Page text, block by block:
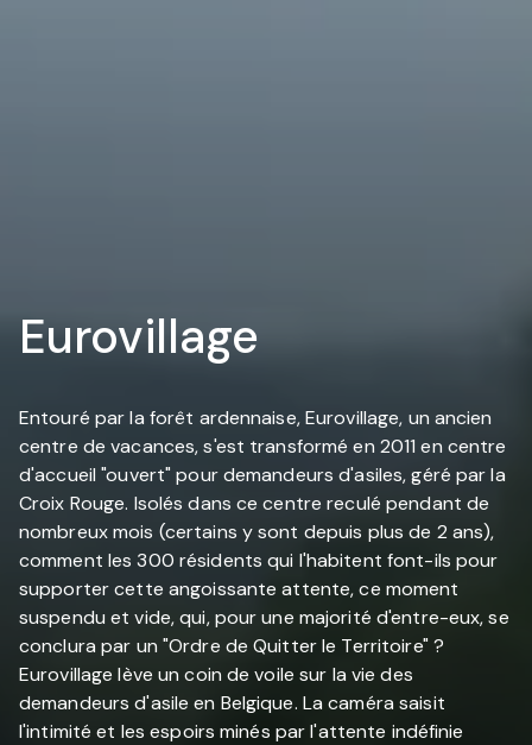
Eurovillage
Entouré par la forêt ardennaise, Eurovillage, un ancien
centre de vacances, s'est transformé en 2011 en centre
d'accueil "ouvert" pour demandeurs d'asiles, géré par la
Croix Rouge. Isolés dans ce centre reculé pendant de
nombreux mois (certains y sont depuis plus de 2 ans),
comment les 300 résidents qui l'habitent font-ils pour
supporter cette angoissante attente, ce moment
suspendu et vide, qui, pour une majorité d'entre-eux, se
conclura par un "Ordre de Quitter le Territoire" ?
Eurovillage lève un coin de voile sur la vie des
demandeurs d'asile en Belgique. La caméra saisit
l'intimité et les espoirs minés par l'attente indéfinie